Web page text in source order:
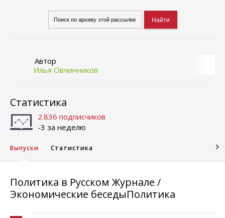
Автор
Илья Овчинников
Статистика
2.836 подписчиков
-3 за неделю
Выпуски Статистика
Политика в Русском Журнале /
Экономические беседыПолитика